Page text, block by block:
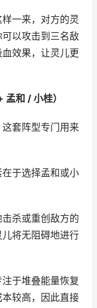
一来，对方的灵
以攻击到三名敌
效果，让灵儿更
和 / 小桂）
套阵型专门用来
于选择孟和或小
杀或重创敌方的
将无阻碍地进行
于堆叠能量恢复
较高，因此直接